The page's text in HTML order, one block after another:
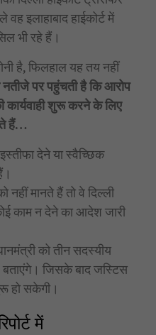
इलाहाबाद हाईकोर्ट में
भी रहे हैं।
है, फिलहाल यह तय नहीं
पर पहुंचती है कि आरोप
कार्यवाही शुरू करने के लिए
हैं…
देने या स्वैच्छिक
नहीं मानते हैं तो वे दिल्ली
काम न देने का आदेश जारी
को तीन सदस्यीय
बताएंगे। जिसके बाद जस्टिस
हो सकेगी।
में